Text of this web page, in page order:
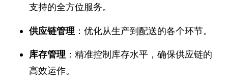
支持的全方位服务。
供应链管理 ：优化从生产到配送的各个环节。
库存管理 ：精准控制库存水平，确保供应链的
高效运作。